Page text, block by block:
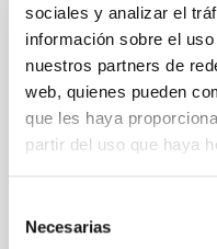
sociales y analizar el
información sobre el
nuestros partners de
web, quienes pueden
que les haya
partir del uso que haya
Necesarias
Del estudio del
una técnica de
«escuchar» la
humano
Un equipo
de la astrofísica, la